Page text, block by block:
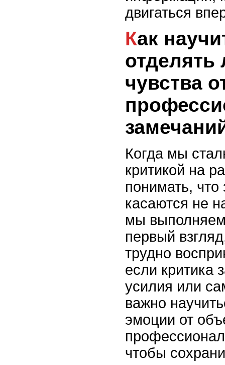
двигаться
Как научиться
чувства
Когда мы
критикой на
понимать, что
касаются не
мы
первый
трудно
если критика
усилия или
важно
эмоции от
чтобы